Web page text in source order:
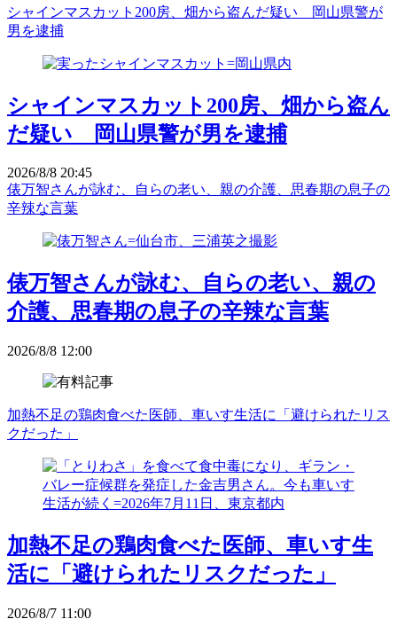
シャインマスカット200房、畑から盗んだ疑い 岡山県警が
男を逮捕
シャインマスカット200房、畑から盗ん
だ疑い 岡山県警が男を逮捕
2026/8/8 20:45
俵万智さんが詠む、自らの老い、親の介護、思春期の息子の
辛辣な言葉
俵万智さんが詠む、自らの老い、親の
介護、思春期の息子の辛辣な言葉
2026/8/8 12:00
加熱不足の鶏肉食べた医師、車いす生活に「避けられたリス
クだった」
加熱不足の鶏肉食べた医師、車いす生
活に「避けられたリスクだった」
2026/8/7 11:00